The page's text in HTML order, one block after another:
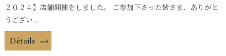
２０２４】店舗開催をしました。 ご参加下さった皆さま、ありがと
うござい...
Détails